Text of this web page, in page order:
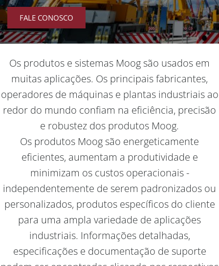
FALE CONOSCO
Os produtos e sistemas Moog são usados ​​em
muitas aplicações. Os principais fabricantes,
operadores de máquinas e plantas industriais ao
redor do mundo confiam na eficiência, precisão
e robustez dos produtos Moog.
Os produtos Moog são energeticamente
eficientes, aumentam a produtividade e
minimizam os custos operacionais -
independentemente de serem padronizados ou
personalizados, produtos específicos do cliente
para uma ampla variedade de aplicações
industriais. Informações detalhadas,
especificações e documentação de suporte